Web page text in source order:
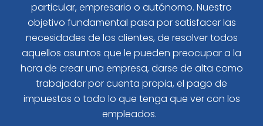
particular, empresario o autónomo. Nuestro
objetivo fundamental pasa por satisfacer las
necesidades de los clientes, de resolver todos
aquellos asuntos que le pueden preocupar a la
hora de crear una empresa, darse de alta como
trabajador por cuenta propia, el pago de
impuestos o todo lo que tenga que ver con los
empleados.